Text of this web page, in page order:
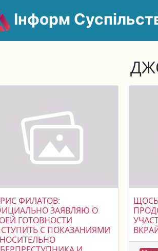
Інформ
ФИЛАТОВ:
ЗАЯВЛЯЮ О
ГОТОВНОСТИ
С ПОКАЗАНИЯМИ